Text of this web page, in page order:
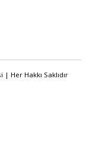
Her Hakkı Saklıdır